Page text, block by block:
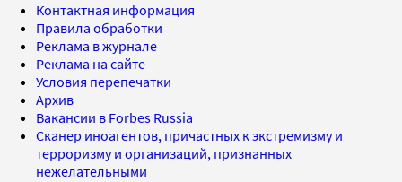
Контактная информация
Правила обработки
Реклама в журнале
Реклама на сайте
Условия перепечатки
Архив
Вакансии в Forbes Russia
Сканер иноагентов, причастных к экстремизму и
терроризму и организаций, признанных
нежелательными